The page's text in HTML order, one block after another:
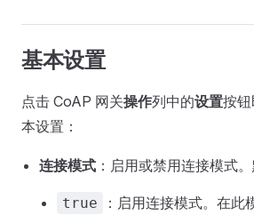
基本设置
点击 CoAP 网关操作列中的设置按
本设置：
连接模式 ：启用或禁用连接模式。
true
：启用连接模式。在此